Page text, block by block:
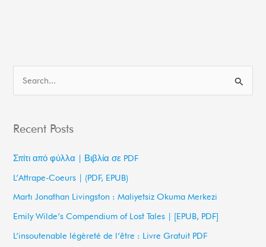
r
r
:
Recent Posts
Σπίτι από φύλλα | Βιβλία σε PDF
L’Attrape-Coeurs | (PDF, EPUB)
Martı Jonathan Livingston : Maliyetsiz Okuma Merkezi
Emily Wilde’s Compendium of Lost Tales | [EPUB, PDF]
L’insoutenable légèreté de l’être : Livre Gratuit PDF